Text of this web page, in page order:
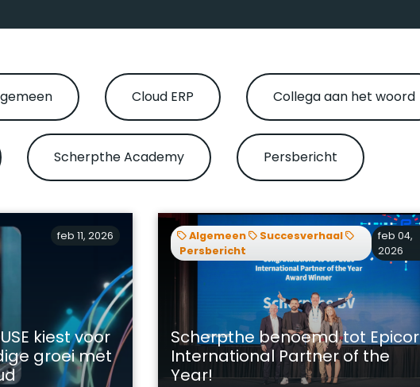
Cloud ERP Collega aan het woord
Scherpthe Academy Persbericht
feb 11, 2026
kiest voor
groei met
Algemeen
Succesverhaal
Persbericht
feb 04,
2026
Scherpthe benoemd tot Epicor
International Partner of the
Year!